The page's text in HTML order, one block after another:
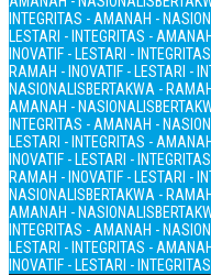
INTEGRITAS - AMANAH -
LESTARI - INTEGRITAS -
INOVATIF - LESTARI -
RAMAH - INOVATIF - LESTARI -
NASIONALISBERTAKWA -
AMANAH - NASIONALIS
INTEGRITAS - AMANAH -
LESTARI - INTEGRITAS -
INOVATIF - LESTARI -
RAMAH - INOVATIF - LESTARI -
NASIONALISBERTAKWA -
AMANAH - NASIONALIS
INTEGRITAS - AMANAH -
LESTARI - INTEGRITAS -
INOVATIF - LESTARI -